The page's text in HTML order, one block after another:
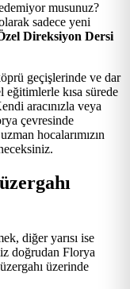
musunuz?
sadece yeni
Direksiyon Dersi
geçişlerinde ve dar
eğitimlerle kısa sürede
aracınızla veya
çevresinde
hocalarımızın
diğer yarısı ise
doğrudan Florya
üzerinde